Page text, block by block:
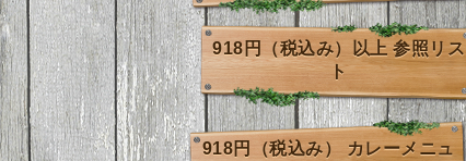
918円（税込み）以上 参照リス
ト
918円（税込み） カレーメニュ